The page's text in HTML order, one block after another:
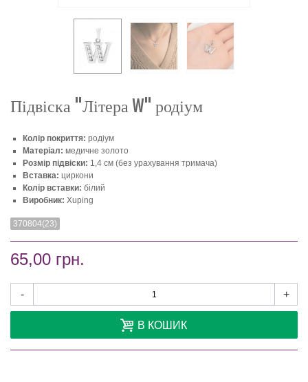
Підвіска "Літера W" родіум
Колір покриття: родіум
Матеріал: медичне золото
Розмір підвіски: 1,4 см (без урахування тримача)
Вставка: циркони
Колір вставки: білий
Виробник: Xuping
370804(23)
65,00 грн.
- +
В КОШИК